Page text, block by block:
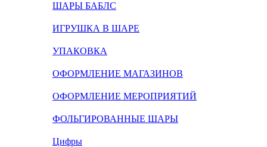
ШАРЫ БАБЛС
ИГРУШКА В ШАРЕ
УПАКОВКА
ОФОРМЛЕНИЕ МАГАЗИНОВ
ОФОРМЛЕНИЕ МЕРОПРИЯТИЙ
ФОЛЬГИРОВАННЫЕ ШАРЫ
Цифры